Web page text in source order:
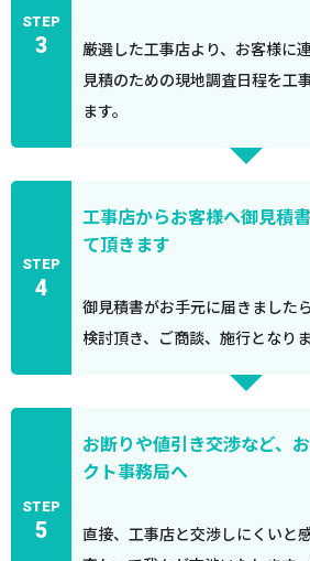
STEP
3
厳選した工事店より、お客様に
見積のための現地調査日程を工
ます。
STEP
4
工事店からお客様へ御見積
て頂きます
御見積書がお手元に届きました
検討頂き、ご商談、施行となりま
STEP
5
お断りや値引き交渉など、
クト事務局へ
直接、工事店と交渉しにくいと